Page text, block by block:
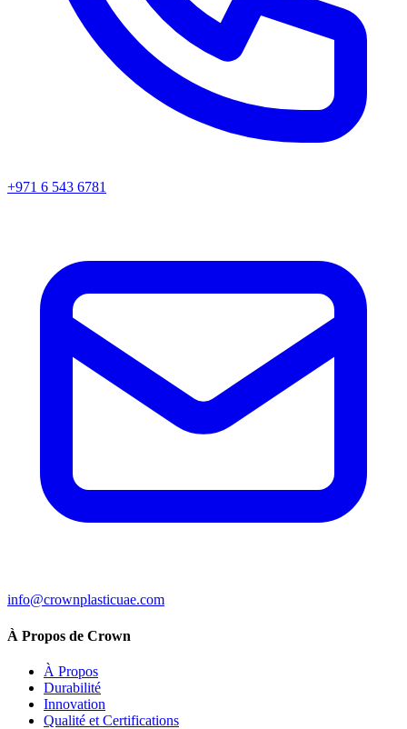
+971 6 543 6781
info@crownplasticuae.com
À Propos de Crown
À Propos
Durabilité
Innovation
Qualité et Certifications